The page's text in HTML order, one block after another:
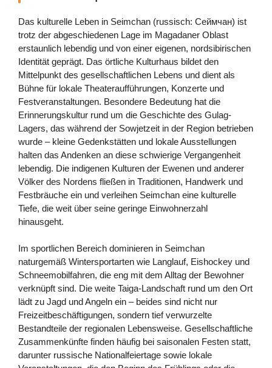
Das kulturelle Leben in Seimchan (russisch: Сеймчан) ist
trotz der abgeschiedenen Lage im Magadaner Oblast
erstaunlich lebendig und von einer eigenen, nordsibirischen
Identität geprägt. Das örtliche Kulturhaus bildet den
Mittelpunkt des gesellschaftlichen Lebens und dient als
Bühne für lokale Theateraufführungen, Konzerte und
Festveranstaltungen. Besondere Bedeutung hat die
Erinnerungskultur rund um die Geschichte des Gulag-
Lagers, das während der Sowjetzeit in der Region betrieben
wurde – kleine Gedenkstätten und lokale Ausstellungen
halten das Andenken an diese schwierige Vergangenheit
lebendig. Die indigenen Kulturen der Ewenen und anderer
Völker des Nordens fließen in Traditionen, Handwerk und
Festbräuche ein und verleihen Seimchan eine kulturelle
Tiefe, die weit über seine geringe Einwohnerzahl
hinausgeht.
Im sportlichen Bereich dominieren in Seimchan
naturgemäß Wintersportarten wie Langlauf, Eishockey und
Schneemobilfahren, die eng mit dem Alltag der Bewohner
verknüpft sind. Die weite Taiga-Landschaft rund um den Ort
lädt zu Jagd und Angeln ein – beides sind nicht nur
Freizeitbeschäftigungen, sondern tief verwurzelte
Bestandteile der regionalen Lebensweise. Gesellschaftliche
Zusammenkünfte finden häufig bei saisonalen Festen statt,
darunter russische Nationalfeiertage sowie lokale